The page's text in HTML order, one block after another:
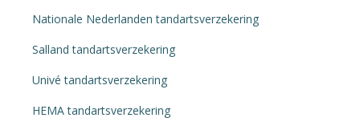
Nationale Nederlanden tandartsverzekering
Salland tandartsverzekering
Univé tandartsverzekering
HEMA tandartsverzekering